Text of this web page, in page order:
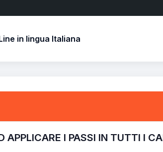
in lingua Italiana
APPLICARE I PASSI IN TUTTI I